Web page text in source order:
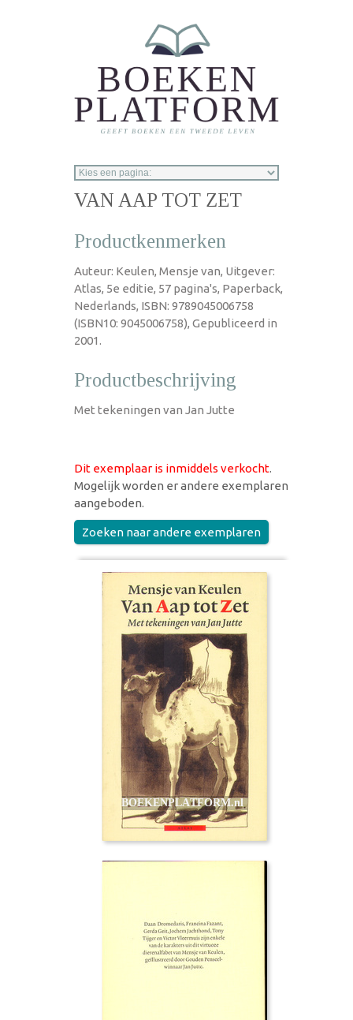
VAN AAP TOT ZET
Productkenmerken
Auteur: Keulen, Mensje van, Uitgever:
Atlas, 5e editie, 57 pagina's, Paperback,
Nederlands, ISBN: 9789045006758
(ISBN10: 9045006758), Gepubliceerd in
2001.
Productbeschrijving
Met tekeningen van Jan Jutte
Dit exemplaar is inmiddels verkocht.
Mogelijk worden er andere exemplaren
aangeboden.
Zoeken naar andere exemplaren